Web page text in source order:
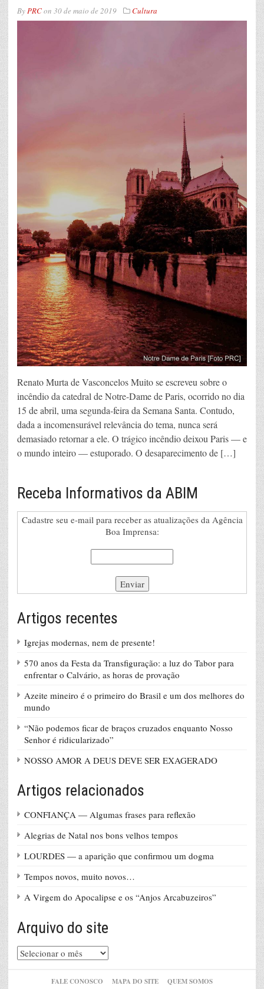
ByPRCon 30 de maio de 2019 Cultura
Renato Murta de Vasconcelos Muito se escreveu sobre o
incêndio da catedral de Notre-Dame de Paris, ocorrido no dia
15 de abril, uma segunda-feira da Semana Santa. Contudo,
dada a incomensurável relevância do tema, nunca será
demasiado retornar a ele. O trágico incêndio deixou Paris — e
o mundo inteiro — estuporado. O desaparecimento de […]
Receba Informativos da ABIM
Cadastre seu e-mail para receber as atualizações da Agência
Boa Imprensa:
Artigos recentes
Igrejas modernas, nem de presente!
570 anos da Festa da Transfiguração: a luz do Tabor para
enfrentar o Calvário, as horas de provação
Azeite mineiro é o primeiro do Brasil e um dos melhores do
mundo
“Não podemos ficar de braços cruzados enquanto Nosso
Senhor é ridicularizado”
NOSSO AMOR A DEUS DEVE SER EXAGERADO
Artigos relacionados
CONFIANÇA — Algumas frases para reflexão
Alegrias de Natal nos bons velhos tempos
LOURDES — a aparição que confirmou um dogma
Tempos novos, muito novos…
A Virgem do Apocalipse e os “Anjos Arcabuzeiros”
Arquivo do site
Arquivo
do
FALE CONOSCO MAPA DO SITE QUEM SOMOS